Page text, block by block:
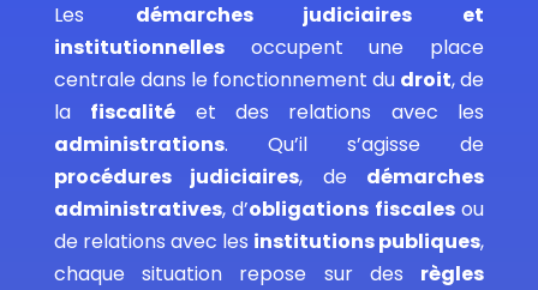
Les démarches judiciaires et
institutionnellesoccupent une place
centrale dans le fonctionnement du droit, de
la fiscalité et des relations avec les
administrations. Qu’il s’agisse de
procédures judiciaires, de démarches
administratives, d’obligations fiscalesou
de relations avec les institutions publiques,
chaque situation repose sur des règles